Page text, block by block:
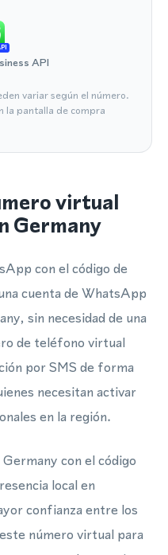
API
variar según el número.
la pantalla de compra
virtual
Germany
con el código de
cuenta de WhatsApp
sin necesidad de una
de teléfono virtual
por SMS de forma
necesitan activar
en la región.
con el código
local en
confianza entre los
número virtual para